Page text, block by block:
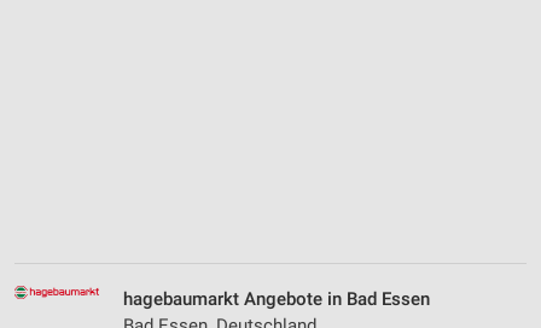
hagebaumarkt Angebote in Bad Essen